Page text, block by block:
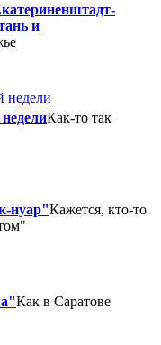
и
Как-то так
нуар"Кажется, кто-то
Как в Саратове